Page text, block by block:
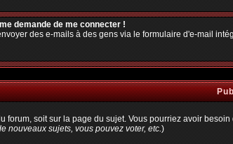
demande de me connecter !
des e-mails à des gens via le formulaire d'e-mail
forum, soit sur la page du sujet. Vous pourriez avoir
nouveaux sujets, vous pouvez voter, etc.)